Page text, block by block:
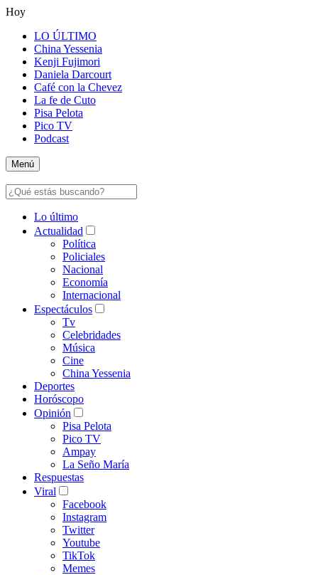
Hoy
LO ÚLTIMO
China Yessenia
Kenji Fujimori
Daniela Darcourt
Café con la Chevez
La fe de Cuto
Pisa Pelota
Pico TV
Podcast
Menú
Lo último
Actualidad
Política
Policiales
Nacional
Economía
Internacional
Espectáculos
Tv
Celebridades
Música
Cine
China Yessenia
Deportes
Horóscopo
Opinión
Pisa Pelota
Pico TV
Ampay
La Seño María
Respuestas
Viral
Facebook
Instagram
Twitter
Youtube
TikTok
Memes